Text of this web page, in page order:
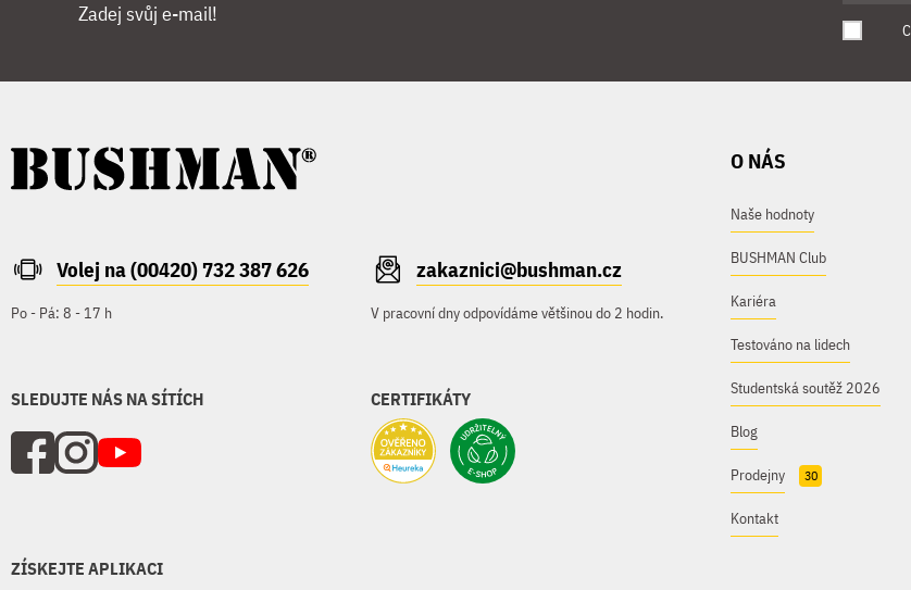
Zadej svůj e-mail!
Volej na (00420) 732 387 626
Po - Pá: 8 - 17 h
zakaznici@bushman.cz
V pracovní dny odpovídáme většinou do 2 hodin.
SLEDUJTE NÁS NA SÍTÍCH CERTIFIKÁTY
ZÍSKEJTE APLIKACI
O NÁS
Naše hodnoty
BUSHMAN Club
Kariéra
Testováno na lidech
Studentská soutěž 2026
Blog
Prodejny 30
Kontakt